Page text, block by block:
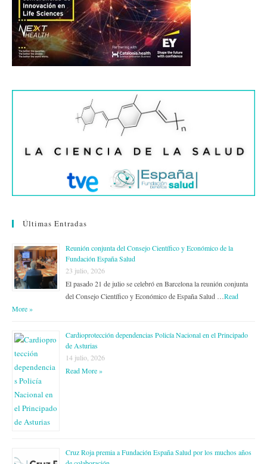
Últimas Entradas
Reunión conjunta del Consejo Científico y Económico de la
Fundación España Salud
23 julio, 2026
El pasado 21 de julio se celebró en Barcelona la reunión conjunta
del Consejo Científico y Económico de España Salud … Read
More »
Cardioprotección dependencias Policía Nacional en el Principado
de Asturias
14 julio, 2026
Read More »
Cruz Roja premia a Fundación España Salud por los muchos años